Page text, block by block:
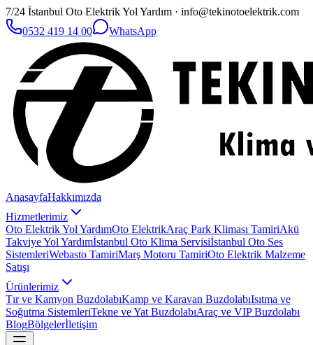
7/24 İstanbul Oto Elektrik Yol Yardım · info@tekinotoelektrik.com
0532 419 14 00
WhatsApp
AnasayfaHakkımızda
Hizmetlerimiz
Oto Elektrik Yol YardımOto ElektrikAraç Park Kliması TamiriAkü
Takviye Yol Yardımİstanbul Oto Klima Servisiİstanbul Oto Ses
SistemleriWebasto TamiriMarş Motoru TamiriOto Elektrik Malzeme
Satışı
Ürünlerimiz
Tır ve Kamyon BuzdolabıKamp ve Karavan BuzdolabıIsıtma ve
Soğutma SistemleriTekne ve Yat BuzdolabıAraç ve VIP Buzdolabı
BlogBölgelerİletişim